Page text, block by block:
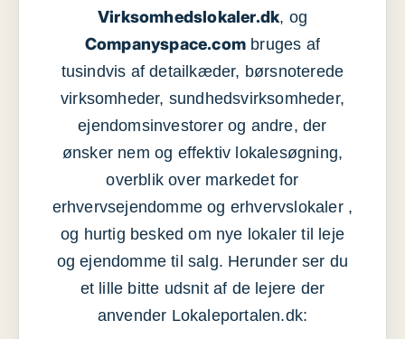
Virksomhedslokaler.dk, og
Companyspace.com bruges af
tusindvis af detailkæder, børsnoterede
virksomheder, sundhedsvirksomheder,
ejendomsinvestorer og andre, der
ønsker nem og effektiv lokalesøgning,
overblik over markedet for
erhvervsejendomme og erhvervslokaler ,
og hurtig besked om nye lokaler til leje
og ejendomme til salg. Herunder ser du
et lille bitte udsnit af de lejere der
anvender Lokaleportalen.dk: